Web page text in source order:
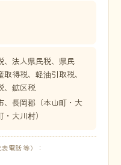
、法人県民税、県民
得税、軽油引取税、
、鉱区税
、長岡郡（本山町・大
大川村）
電話 等）：